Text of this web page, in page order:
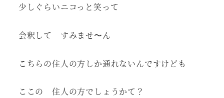
少しぐらいニコっと笑って
会釈して すみませ〜ん
こちらの住人の方しか通れないんですけども
ここの 住人の方でしょうかて？